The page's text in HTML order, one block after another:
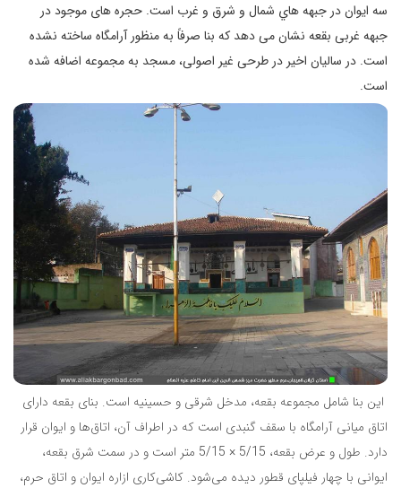
سه ايوان در جبهه هاي شمال و شرق و غرب است. حجره های موجود در
جبهه غربی بقعه نشان می دهد که بنا صرفاً به منظور آرامگاه ساخته نشده
است. در سالیان اخیر در طرحی غیر اصولی، مسجد به مجموعه اضافه شده
است.
این بنا شامل مجموعه بقعه، مدخل شرقی و حسینیه است. بنای بقعه دارای
اتاق میانی آرامگاه با سقف گنبدی است كه در اطراف آن، اتاق‌ها و ایوان قرار
دارد. طول و عرض بقعه، 5/15 × 5/15 متر است و در سمت شرق بقعه،
ایوانی با چهار فیلپای قطور دیده می‌شود. كاشی‌كاری ازاره ایوان و اتاق حرم،